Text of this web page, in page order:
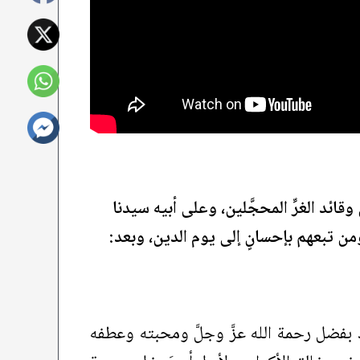
الغرِّ المحجَّلين، وعلى أبيه سيدنا
تبعهم بإحسانٍ إلى يوم الدين، وبعد:
بفضل رحمة الله عزَّ وجلَّ ومحبته وعطفه